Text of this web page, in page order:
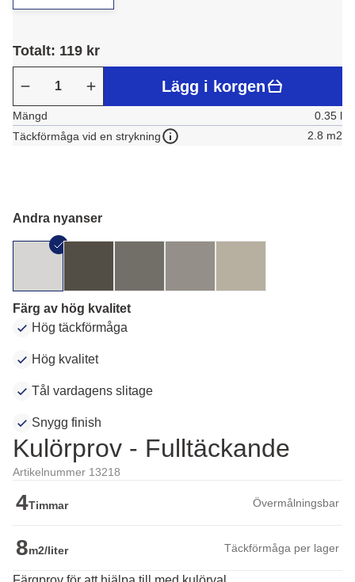
Totalt: 119 kr
Lägg i korgen
Mängd
0.35 l
Täckförmåga vid en strykning
2.8 m2
Andra nyanser
Färg av hög kvalitet
Hög täckförmåga
Hög kvalitet
Tål vardagens slitage
Snygg finish
Kulörprov - Fulltäckande
Artikelnummer 13218
4Timmar Övermålningsbar
8m2/liter Täckförmåga per lager